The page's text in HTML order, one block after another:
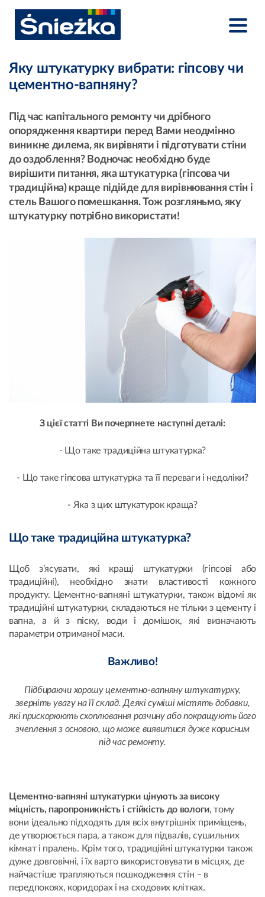
Яку штукатурку вибрати: гіпсову чи
цементно-вапняну?
Під час капітального ремонту чи дрібного
опорядження квартири перед Вами неодмінно
виникне дилема, як вирівняти і підготувати стіни
до оздоблення? Водночас необхідно буде
вирішити питання, яка штукатурка (гіпсова чи
традиційна) краще підійде для вирівнювання стін і
стель Вашого помешкання. Тож розгляньмо, яку
штукатурку потрібно використати!
З цієї статті Ви почерпнете наступні деталі:
- Що таке традиційна штукатурка?
- Що таке гіпсова штукатурка та її переваги і недоліки?
- Яка з цих штукатурок краща?
Що таке традиційна штукатурка?
Щоб з’ясувати, які кращі штукатурки (гіпсові або
традиційні), необхідно знати властивості кожного
продукту. Цементно-вапняні штукатурки, також відомі як
традиційні штукатурки, складаються не тільки з цементу і
вапна, а й з піску, води і домішок, які визначають
параметри отриманої маси.
Важливо!
Підбираючи хорошу цементно-вапняну штукатурку,
зверніть увагу на її склад. Деякі суміші містять добавки,
які прискорюють схоплювання розчину або покращують його
зчеплення з основою, що може виявитися дуже корисним
під час ремонту.
Цементно-вапняні штукатурки цінують за високу
міцність, паропроникність і стійкість до вологи, тому
вони ідеально підходять для всіх внутрішніх приміщень,
де утворюється пара, а також для підвалів, сушильних
кімнат і пралень. Крім того, традиційні штукатурки також
дуже довговічні, і їх варто використовувати в місцях, де
найчастіше трапляються пошкодження стін – в
передпокоях, коридорах і на сходових клітках.